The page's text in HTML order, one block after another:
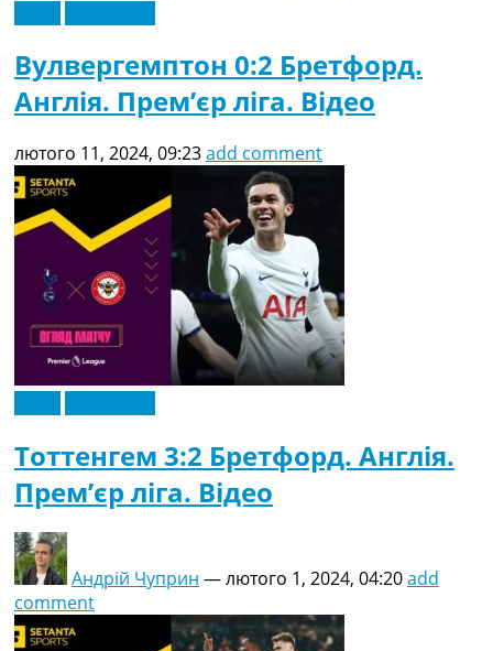
Вулвергемптон 0:2 Бретфорд.
Англія. Прем’єр ліга. Відео
лютого 11, 2024, 09:23add comment
Тоттенгем 3:2 Бретфорд. Англія.
Прем’єр ліга. Відео
Андрій Чуприн —лютого 1, 2024, 04:20add
comment